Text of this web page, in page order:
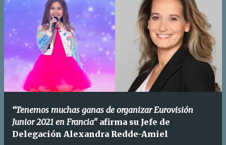
r
“Tenemos muchas ganas de organizar Eurovisión
Junior 2021 en Francia"afirma su Jefe de
Delegación Alexandra Redde-Amiel